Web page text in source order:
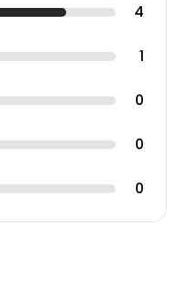
4
1
0
0
0